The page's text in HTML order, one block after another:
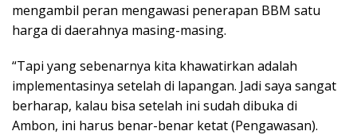
mengambil peran mengawasi penerapan BBM satu
harga di daerahnya masing-masing.
“Tapi yang sebenarnya kita khawatirkan adalah
implementasinya setelah di lapangan. Jadi saya sangat
berharap, kalau bisa setelah ini sudah dibuka di
Ambon, ini harus benar-benar ketat (Pengawasan).